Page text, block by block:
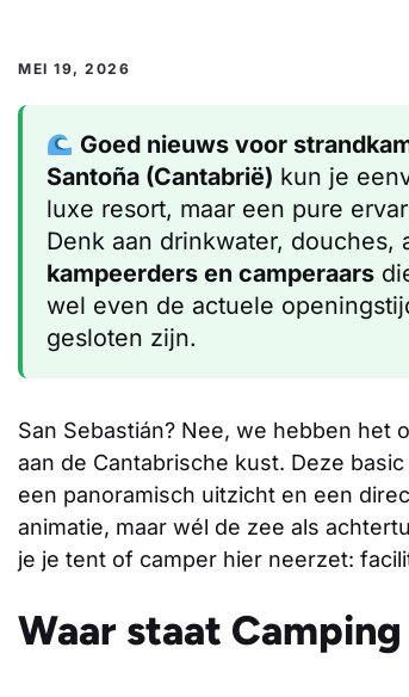
MEI 19, 2026
Goed nieuws voor
Santoña (Cantabrië) kun je
luxe resort, maar een pure
Denk aan drinkwater, douches,
kampeerders en camperaars
wel even de actuele
gesloten zijn.
San Sebastián? Nee, we hebben het
aan de Cantabrische kust. Deze
een panoramisch uitzicht en een
animatie, maar wél de zee als
je je tent of camper hier neerzet:
Waar staat